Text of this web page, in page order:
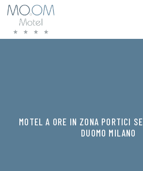
MOTEL A ORE IN ZONA PORTICI
DUOMO MILANO